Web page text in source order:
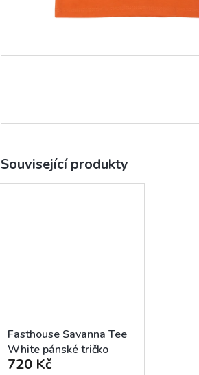
Související produkty
Fasthouse Savanna Tee
White pánské tričko
720 Kč